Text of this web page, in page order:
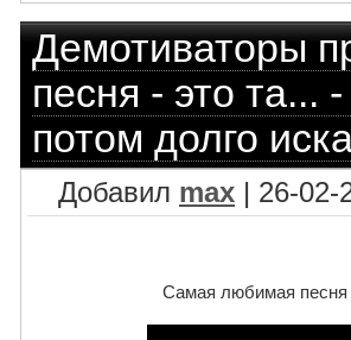
Демотиваторы
песня - это та...
потом долго
Добавил max | 26-02-
Самая любимая песня